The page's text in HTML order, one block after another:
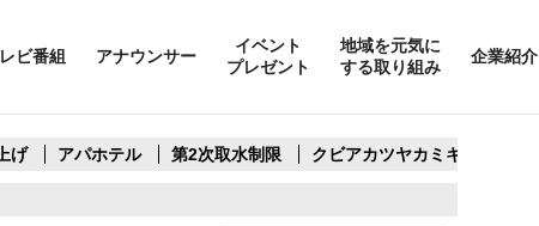
ビ番組 アナウンサー
イベント
プレゼント
地域を元気に
する取り組み
企業紹介
げ アパホテル 第2次取水制限 クビアカツヤカミキリ